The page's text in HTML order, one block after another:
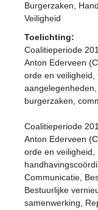
Burgerzaken,
Veiligheid
Toelichting:
Coalitieperiode
Anton Ederveen
orde en veiligheid,
burgerzaken,
Coalitieperiode
Anton Ederveen
orde en veiligheid,
Communicatie,
Bestuurlijke
samenwerking,